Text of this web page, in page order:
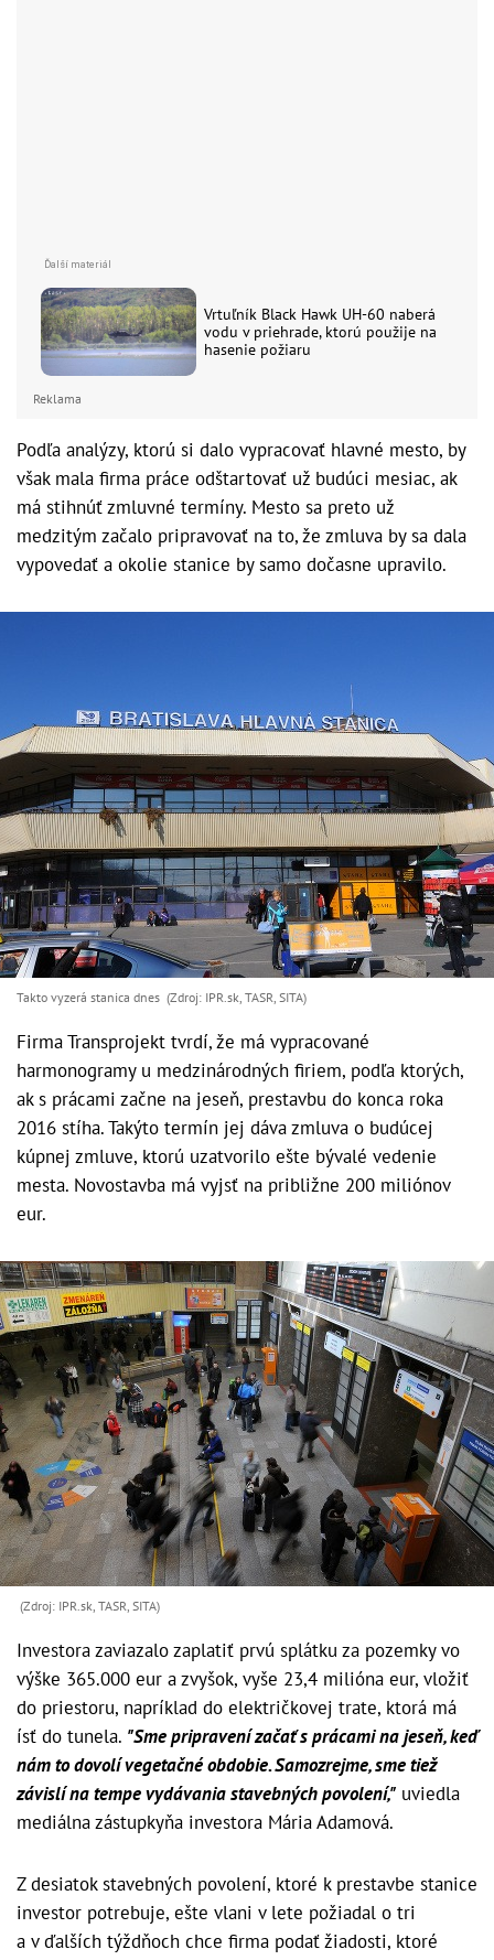
Vrtuľník Black Hawk UH-60 naberá
vodu v priehrade, ktorú použije na
hasenie požiaru
Reklama
Podľa analýzy, ktorú si dalo vypracovať hlavné mesto, by
však mala firma práce odštartovať už budúci mesiac, ak
má stihnúť zmluvné termíny. Mesto sa preto už
medzitým začalo pripravovať na to, že zmluva by sa dala
vypovedať a okolie stanice by samo dočasne upravilo.
Takto vyzerá stanica dnes (Zdroj: IPR.sk, TASR, SITA)
Firma Transprojekt tvrdí, že má vypracované
harmonogramy u medzinárodných firiem, podľa ktorých,
ak s prácami začne na jeseň, prestavbu do konca roka
2016 stíha. Takýto termín jej dáva zmluva o budúcej
kúpnej zmluve, ktorú uzatvorilo ešte bývalé vedenie
mesta. Novostavba má vyjsť na približne 200 miliónov
eur.
(Zdroj: IPR.sk, TASR, SITA)
Investora zaviazalo zaplatiť prvú splátku za pozemky vo
výške 365.000 eur a zvyšok, vyše 23,4 milióna eur, vložiť
do priestoru, napríklad do električkovej trate, ktorá má
ísť do tunela. "Sme pripravení začať s prácami na jeseň, keď
nám to dovolí vegetačné obdobie. Samozrejme, sme tiež
závislí na tempe vydávania stavebných povolení," uviedla
mediálna zástupkyňa investora Mária Adamová.
Z desiatok stavebných povolení, ktoré k prestavbe stanice
investor potrebuje, ešte vlani v lete požiadal o tri
a v ďalších týždňoch chce firma podať žiadosti, ktoré